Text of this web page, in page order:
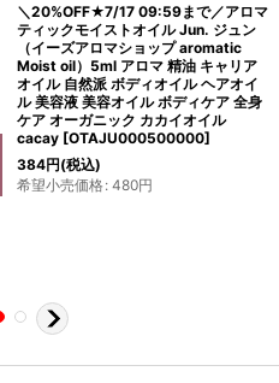
＼20%OFF★7/17 09:59まで／アロマ
ティックモイストオイル Jun. ジュン
（イーズアロマショップ aromatic
Moist oil）5ml アロマ 精油 キャリア
オイル 自然派 ボディオイル ヘアオイ
ル 美容液 美容オイル ボディケア 全身
ケア オーガニック カカイオイル
cacay [OTAJU000500000]
384円(税込)
希望小売価格: 480円